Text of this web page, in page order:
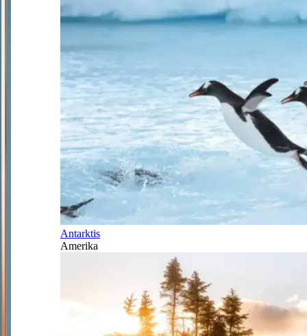
Antarktis
Amerika